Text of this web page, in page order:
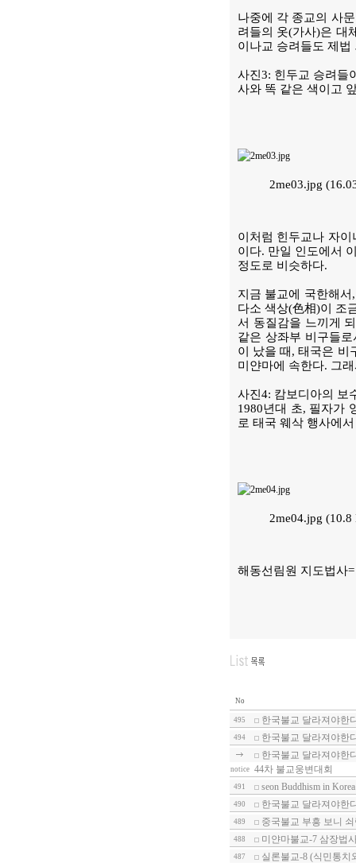
나중에 각 종교의 사
려들의 옷(가사)은 대
이나교 승려들도 제
사진3: 힌두교 승려들
사와 똑 같은 색이고
2me03.jpg
이처럼 힌두교나 자
이다. 만일 인도에서
정도로 비슷하다.
지금 불교에 국한해
다소 색상(色相)이 조
서 동질감을 느끼게
같은 상좌부 비구들
이 났을 때, 태국은 비
미얀마에 속한다. 그
사진4: 캄보디아의 보
1980년대 초, 필자가
로 태국 웨삭 행사에
2me04.jpg
해동선림원 지도법사
No
495 한국불교 달라져야한
494
한국불교 달라져야한
한국불교 달라져야한
notice 44차 불교웅변대회
491 seon Buddhism in Korea
490 한국불교 달라져야한
489 중국불교 부흥 보니
488 미얀마불교-7 삼장법
487 실론불교-8 (식민통치